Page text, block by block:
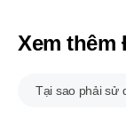
Xem thêm
Tại sao phải sử